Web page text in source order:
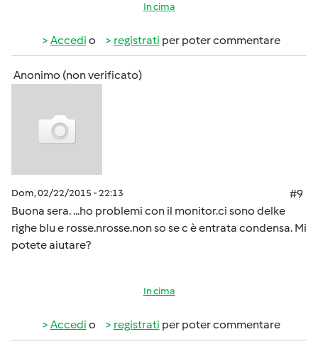
In cima
Accedi o registrati per poter commentare
Anonimo (non verificato)
Dom, 02/22/2015 - 22:13
#9
Buona sera. ...ho problemi con il monitor.ci sono delke
righe blu e rosse.nrosse.non so se c è entrata condensa. Mi
potete aiutare?
In cima
Accedi o registrati per poter commentare